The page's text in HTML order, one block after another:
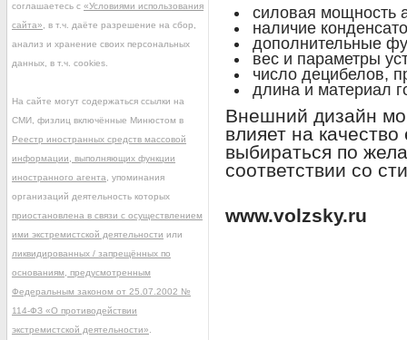
силовая мощность
наличие
дополнительные
вес и параметры
число децибелов,
длина и материал
Внешний дизайн
влияет на
выбираться по
соответствии со
www.volzsky.ru
соглашаетесь с «Условиями использования
сайта» , в т.ч. даёте разрешение на сбор,
анализ и хранение своих персональных
данных, в т.ч. cookies.
На сайте могут содержаться ссылки на
СМИ, физлиц включённые Минюстом в
Реестр иностранных средств массовой
информации, выполняющих функции
иностранного агента , упоминания
организаций деятельность которых
приостановлена в связи с осуществлением
ими экстремистской деятельности или
ликвидированных / запрещённых по
основаниям, предусмотренным
Федеральным законом от 25.07.2002 №
114-ФЗ «О противодействии
экстремистской деятельности»